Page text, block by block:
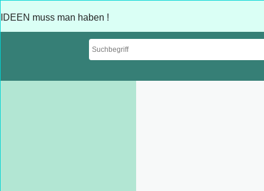
IDEEN muss man haben !